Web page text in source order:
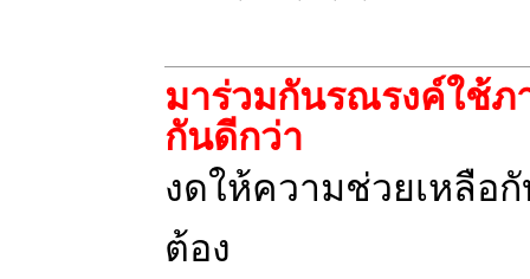
มาร่วมกันรณรงค์ใช้ภ
กันดีกว่า
งดให้ความช่วยเหลือ
ต้อง